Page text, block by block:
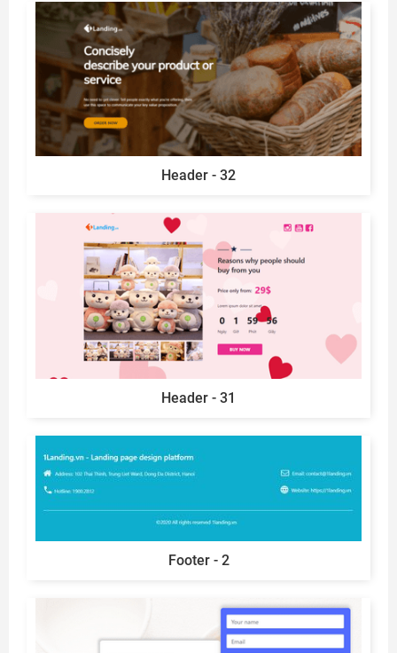
Header - 32
Header - 31
Footer - 2